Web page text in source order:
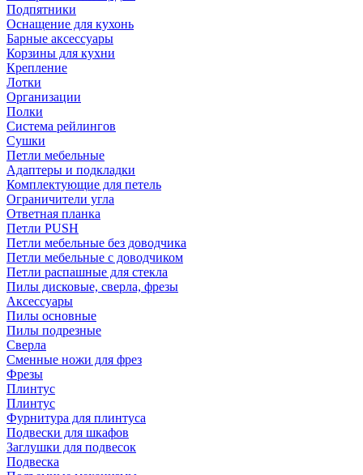
Подпятники
Оснащение для кухонь
Барные аксессуары
Корзины для кухни
Крепление
Лотки
Организации
Полки
Система рейлингов
Сушки
Петли мебельные
Адаптеры и подкладки
Комплектующие для петель
Ограничители угла
Ответная планка
Петли PUSH
Петли мебельные без доводчика
Петли мебельные с доводчиком
Петли распашные для стекла
Пилы дисковые, сверла, фрезы
Аксессуары
Пилы основные
Пилы подрезные
Сверла
Сменные ножи для фрез
Фрезы
Плинтус
Плинтус
Фурнитура для плинтуса
Подвески для шкафов
Заглушки для подвесок
Подвеска